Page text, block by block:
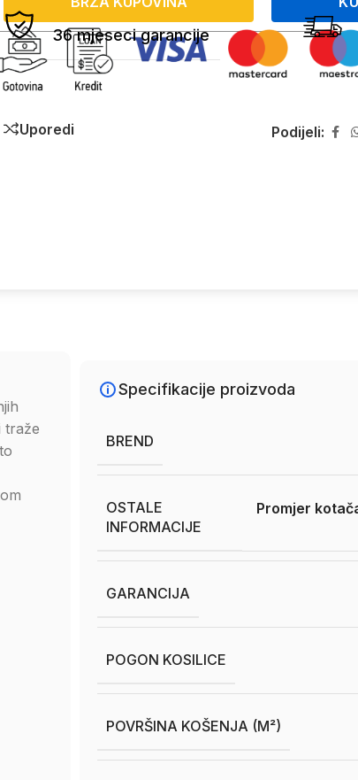
36 mjeseci garancije
Uporedi Podijeli:
traže
Specifikacije proizvoda
BREND
OSTALE
INFORMACIJE
Promjer
GARANCIJA
POGON KOSILICE
POVRŠINA KOŠENJA (M²)